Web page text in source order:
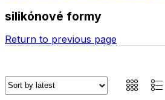
silikónové formy
Return to previous page